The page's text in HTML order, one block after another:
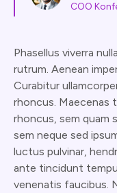
COO
Phasellus viverra
rutrum. Aenean
Curabitur
rhoncus. Maecenas
rhoncus, sem quam
sem neque sed
luctus pulvinar,
ante tincidunt
venenatis faucibus.